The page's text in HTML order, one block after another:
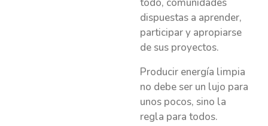
todo, comunidades
dispuestas a aprender,
participar y apropiarse
de sus proyectos.
Producir energía limpia
no debe ser un lujo para
unos pocos, sino la
regla para todos.